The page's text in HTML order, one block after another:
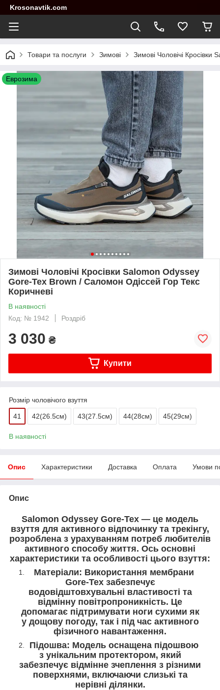
Krosonavtik.com
Товари та послуги Зимові Зимові Чоловічі
Еврозима
Зимові Чоловічі Кросівки Salomon Odyssey
Gore-Tex Brown / Саломон Одіссей Гор Текс
Коричневі
В наявності
Код: № 1942
Роздріб
3 030 ₴
Купити
Розмір чоловічого взуття
41 42(26.5см) 43(27.5см) 44(28cм) 45(29cм)
В наявності
Опис Характеристики Доставка Оплата Умови
Опис
Salomon Odyssey Gore-Tex — це модель
взуття для активного відпочинку та трекінгу,
розроблена з урахуванням потреб любителів
активного способу життя. Ось основні
характеристики та особливості цього взуття:
Матеріали: Використання мембрани
Gore-Tex забезпечує
водовідштовхувальні властивості та
відмінну повітропроникність. Це
допомагає підтримувати ноги сухими як
у дощову погоду, так і під час активного
фізичного навантаження.
Підошва: Модель оснащена підошвою
з унікальним протектором, який
забезпечує відмінне зчеплення з різними
поверхнями, включаючи слизькі та
нерівні ділянки.